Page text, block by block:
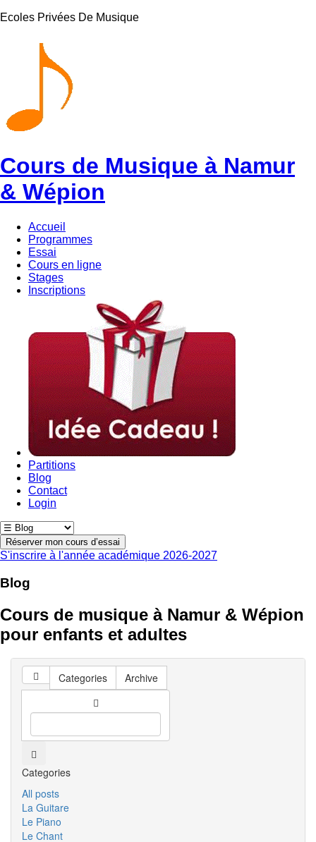
Ecoles Privées De Musique
Cours de Musique à Namur
& Wépion
Accueil
Programmes
Essai
Cours en ligne
Stages
Inscriptions
Partitions
Blog
Contact
Login
Réserver mon cours d’essai
S'inscrire à l'année académique 2026-2027
Blog
Cours de musique à Namur & Wépion
pour enfants et adultes
Categories Archive
Categories
All posts
La Guitare
Le Piano
Le Chant